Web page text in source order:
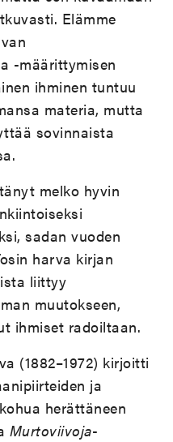
Elämme
-määrittymisen
ihminen tuntuu
materia, mutta
sovinnaista
melko hyvin
sadan vuoden
harva kirjan
liittyy
muutokseen,
ihmiset radoiltaan.
(1882–1972) kirjoitti
ja
herättäneen
Murtoviivoja-